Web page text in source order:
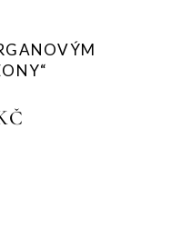
Sold